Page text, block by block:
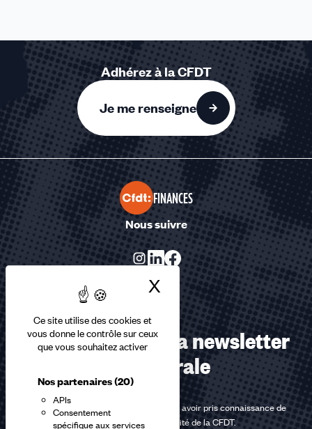
Ce site utilise des cookies et
vous donne le contrôle sur ceux
que vous souhaitez activer
Nos partenaires(20)
APIs
Consentement
spécifique aux services
X Masquer le
Adhérez à la CFDT
Je me renseigne
FINANCES
Nous suivre
Abonnez-vous à la newsletter
confédérale
En m'inscrivant à la newsletter, j'affirme avoir pris connaissance de
lapolitique de confidentialité de la CFDT.